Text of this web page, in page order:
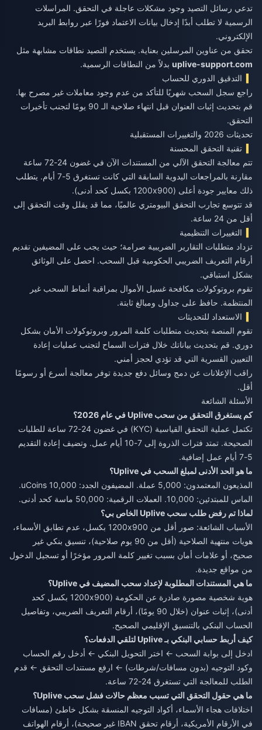
تدعي رسائل التصيد وجود مشكلات عاجلة في التحقق. المراسلات
الرسمية لا تطلب أبدًا إدخال بيانات الاعتماد فورًا عبر روابط البريد
الإلكتروني.
تحقق من عناوين المرسلين بعناية. يستخدم التصيد نطاقات مشابهة مثل
uplive-support.com بدلاً من النطاقات الرسمية.
التدقيق الدوري للحساب
راجع سجل السحب شهريًا للتأكد من عدم وجود معاملات غير مصرح بها.
قم بتحديث إثبات العنوان قبل انتهاء صلاحية الـ 90 يومًا لتجنب تأخيرات
التحقق.
تحديثات 2026 والتغييرات المستقبلية
تقنية التحقق المحسنة
تتم معالجة التحقق الآلي من المستندات الآن في غضون 24-72 ساعة
مقارنة بالمراجعات اليدوية السابقة التي كانت تستغرق 5-7 أيام. يتطلب
ذلك معايير جودة أعلى (1200x900 بكسل كحد أدنى).
قد تتوسع تجارب التحقق البيومتري عالميًا، مما قد يقلل وقت التحقق إلى
أقل من 24 ساعة.
التغييرات التنظيمية
تزداد متطلبات التقارير الضريبية صرامة؛ حيث يجب على المضيفين تقديم
أرقام التعريف الضريبي الحكومية قبل السحب. احصل على الوثائق
بشكل استباقي.
تقوم بروتوكولات مكافحة غسيل الأموال بمراقبة أنماط السحب غير
المنتظمة. حافظ على جداول ومبالغ ثابتة.
الاستعداد للتحديثات
تقوم المنصة بتحديث متطلبات كلمة المرور وبروتوكولات الأمان بشكل
دوري. قم بتحديث بياناتك خلال فترات السماح لتجنب عمليات إعادة
التعيين القسرية التي قد تؤدي لحجز أمني.
راقب الإعلانات عن دمج وسائل دفع جديدة توفر معالجة أسرع أو رسومًا
أقل.
الأسئلة الشائعة
كم يستغرق التحقق من سحب Uplive في عام 2026؟
تكتمل عملية التحقق القياسية (KYC) في غضون 24-72 ساعة للطلبات
الصحيحة. تمتد فترات الذروة إلى 7-10 أيام عمل. وتضيف إعادة التقديم
5-7 أيام عمل إضافية.
ما هو الحد الأدنى لمبلغ السحب في Uplive؟
المذيعون المعتمدون: 5,000 عملة. المضيفون الجدد: 10,000 uCoins.
الماس للمبتدئين: 10,000. العملات الرقمية: 50,000 ماسة كحد أدنى.
لماذا تم رفض طلب سحب Uplive الخاص بي؟
الأسباب الشائعة: صور أقل من 1200x900 بكسل، عدم تطابق الأسماء،
هويات منتهية الصلاحية (أقل من 90 يوم صلاحية)، تنسيق بنكي غير
صحيح، أو علامات أمان بسبب تغيير كلمة المرور مؤخرًا أو تسجيل الدخول
من مواقع جديدة.
ما هي المستندات المطلوبة لإعداد سحب المضيف في Uplive؟
هوية شخصية مصورة صادرة عن الحكومة (1200x900 بكسل كحد
أدنى)، إثبات عنوان (خلال 90 يومًا)، أرقام التعريف الضريبي، وتفاصيل
الحساب البنكي بالتنسيق الإقليمي الصحيح.
كيف أربط حسابي البنكي بـ Uplive لتلقي الدفعات؟
ادخل إلى بوابة السحب ← اختر التحويل البنكي ← أدخل رقم الحساب
وكود التوجيه (بدون مسافات/شرطات) ← ارفع مستندات التحقق ← قدم
الطلب للمعالجة التي تستغرق 24-72 ساعة.
ما هي حقول التحقق التي تسبب معظم حالات فشل سحب Uplive؟
اختلافات هجاء الأسماء، أكواد التوجيه المنسقة بشكل خاطئ (مسافات
في الأرقام الأمريكية، أرقام تحقق IBAN غير صحيحة)، أرقام الهواتف